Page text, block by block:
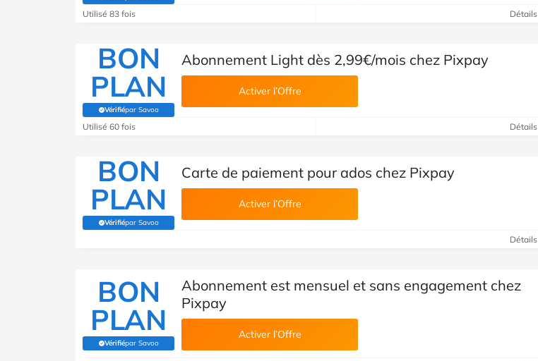
Utilisé 83 fois Détails
BON
PLAN
Vérifiépar Savoo
(Vérifié par Savoo)
Abonnement Light dès 2,99€/mois chez Pixpay
Activer l’Offre
Utilisé 60 fois Détails
BON
PLAN
Vérifiépar Savoo
(Vérifié par Savoo)
Carte de paiement pour ados chez Pixpay
Activer l’Offre
Détails
BON
PLAN
Vérifiépar Savoo
(Vérifié par Savoo)
Abonnement est mensuel et sans engagement chez
Pixpay
Activer l’Offre